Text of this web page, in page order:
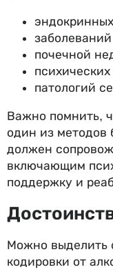
почечной
патологий
Важно помнить,
один из методов
должен
включающим
поддержку и
Можно выделить
кодировки от